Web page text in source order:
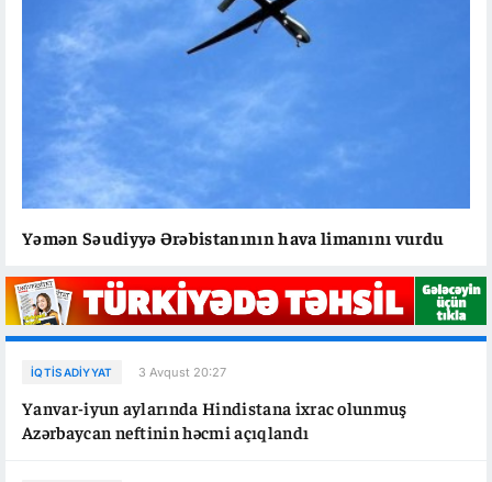
Yəmən Səudiyyə Ərəbistanının hava limanını vurdu
İQTISADIYYAT 3 Avqust 20:27
Yanvar-iyun aylarında Hindistana ixrac olunmuş
Azərbaycan neftinin həcmi açıqlandı